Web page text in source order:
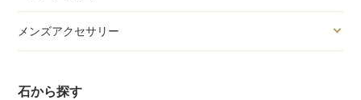
メンズアクセサリー
石から探す